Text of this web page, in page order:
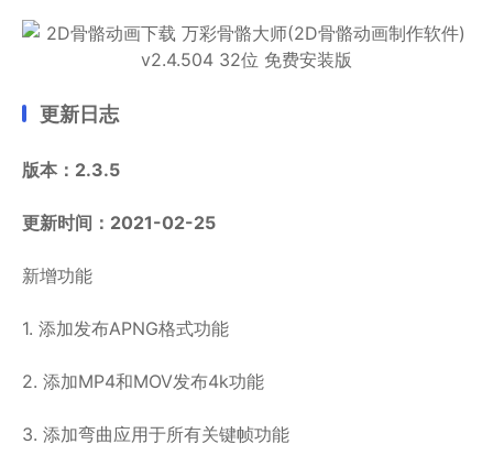
更新日志
版本：2.3.5
更新时间：2021-02-25
新增功能
1. 添加发布APNG格式功能
2. 添加MP4和MOV发布4k功能
3. 添加弯曲应用于所有关键帧功能